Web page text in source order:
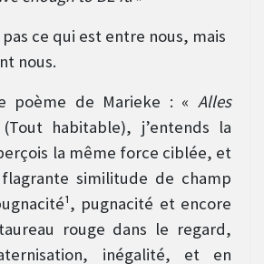
ce qui est entre nous, mais
nous.
poème de Marieke : « Alles
habitable), j’entends la
la même force ciblée, et
similitude de champ
pugnacité et encore
rouge dans le regard,
inégalité, et en